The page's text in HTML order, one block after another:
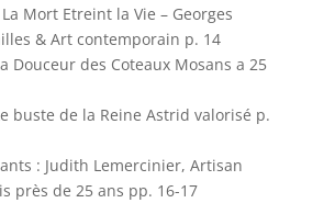
Mort Etreint la Vie – Georges
& Art contemporain p. 14
Douceur des Coteaux Mosans a 25
buste de la Reine Astrid valorisé p.
: Judith Lemercinier, Artisan
près de 25 ans pp. 16-17